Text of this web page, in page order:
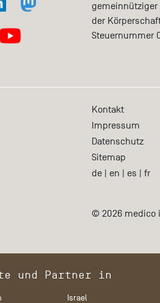
gemeinnütziger
der
Steuernummer
Kontakt
Impressum
Datenschutz
Sitemap
de | en | es | fr
© 2026 medico
und Partner in
Israel